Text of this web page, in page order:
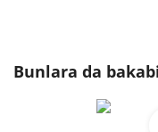
Bunlara da